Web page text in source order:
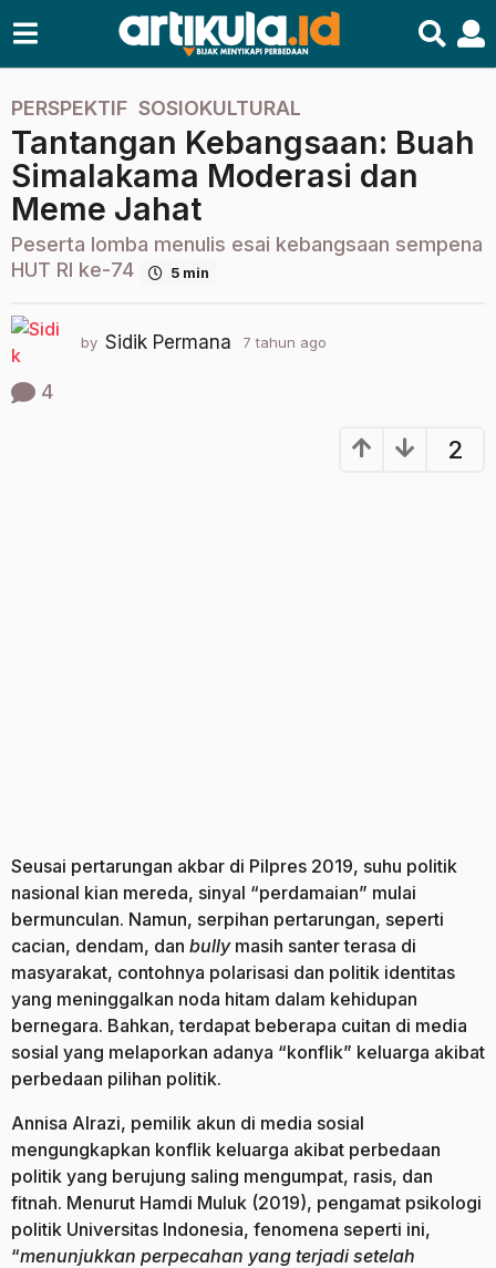
7
t
a
h
u
n
a
o
2
a
PERSPEKTIF ,
SOSIOKULTURAL
Tantangan Kebangsaan: Buah
Simalakama Moderasi dan
Meme Jahat
Peserta lomba menulis esai kebangsaan sempena
HUT RI ke-74
5 min
by Sidik Permana 7 tahun ago
4
2
Seusai pertarungan akbar di Pilpres 2019, suhu politik
nasional kian mereda, sinyal “perdamaian” mulai
bermunculan. Namun, serpihan pertarungan, seperti
cacian, dendam, dan bully masih santer terasa di
masyarakat, contohnya polarisasi dan politik identitas
yang meninggalkan noda hitam dalam kehidupan
bernegara. Bahkan, terdapat beberapa cuitan di media
sosial yang melaporkan adanya “konflik” keluarga akibat
perbedaan pilihan politik.
Annisa Alrazi, pemilik akun di media sosial
mengungkapkan konflik keluarga akibat perbedaan
politik yang berujung saling mengumpat, rasis, dan
fitnah. Menurut Hamdi Muluk (2019), pengamat psikologi
politik Universitas Indonesia, fenomena seperti ini,
“menunjukkan perpecahan yang terjadi setelah